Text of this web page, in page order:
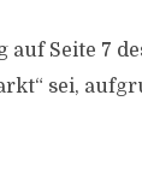
auf Seite 7
sei,